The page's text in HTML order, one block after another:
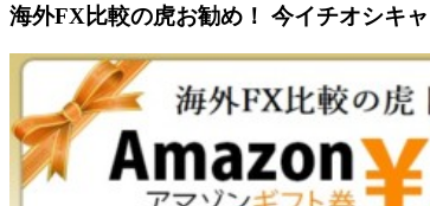
海外FX比較の虎お勧め！ 今イチオシキ